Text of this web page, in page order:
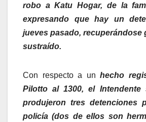
robo a Katu Hogar, de la
expresando que hay un
jueves pasado, recuperándose
sustraído.
Con respecto a unhecho
Pilotto al 1300, el Intendente
produjeron tres detenciones
policía (dos de ellos son